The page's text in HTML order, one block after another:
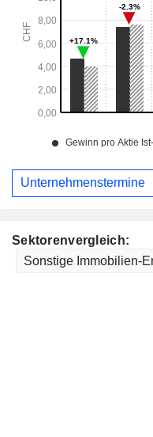
Sektorenvergleich:
Unternehmenstermine